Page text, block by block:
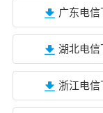
广东电信
湖北电信
浙江电信